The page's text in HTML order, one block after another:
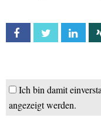
Facebook Twitter
Ich bin damit
angezeigt werden.